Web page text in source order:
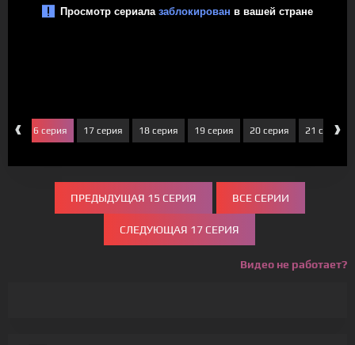
‹ 16 серия 17 серия 18 серия 19 серия 20 серия 21 серия
›
ПРЕДЫДУЩАЯ 15 СЕРИЯ ВСЕ СЕРИИ
СЛЕДУЮЩАЯ 17 СЕРИЯ
Видео не работает?